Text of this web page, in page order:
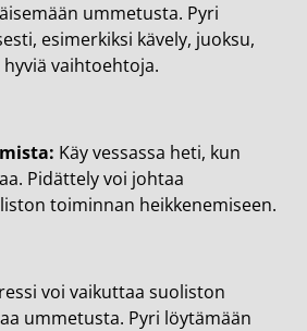
ummetusta. Pyri
esimerkiksi kävely, juoksu,
vaihtoehtoja.
Käy vessassa heti, kun
Pidättely voi johtaa
toiminnan heikkenemiseen.
voi vaikuttaa suoliston
ummetusta. Pyri löytämään